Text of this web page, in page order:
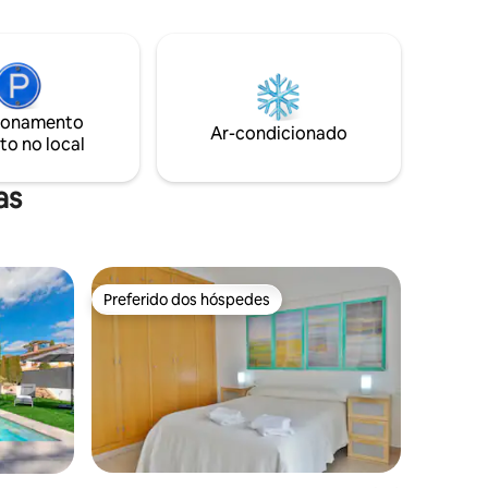
no local
Ar-condicionado
Preferido dos hóspedes
Preferido dos hóspedes